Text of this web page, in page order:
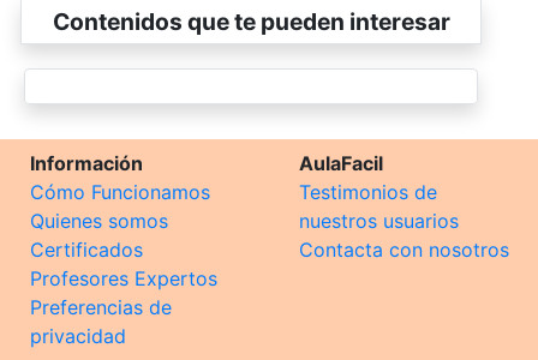
Contenidos que te pueden interesar
Información
Cómo Funcionamos
Quienes somos
Certificados
Profesores Expertos
Preferencias de
privacidad
AulaFacil
Testimonios de
nuestros usuarios
Contacta con nosotros